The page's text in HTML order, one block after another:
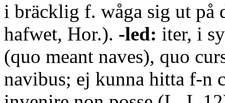
i bräcklig f. wåga sig ut på
hafwet, Hor.). -led: iter, i
(quo meant naves), quo
navibus; ej kunna hitta f-n